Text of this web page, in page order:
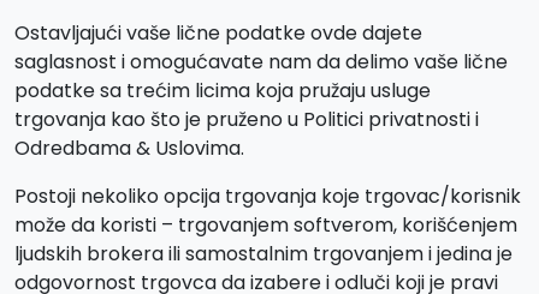
Ostavljajući vaše lične podatke ovde dajete
saglasnost i omogućavate nam da delimo vaše lične
podatke sa trećim licima koja pružaju usluge
trgovanja kao što je pruženo u Politici privatnosti i
Odredbama & Uslovima.
Postoji nekoliko opcija trgovanja koje trgovac/korisnik
može da koristi – trgovanjem softverom, korišćenjem
ljudskih brokera ili samostalnim trgovanjem i jedina je
odgovornost trgovca da izabere i odluči koji je pravi